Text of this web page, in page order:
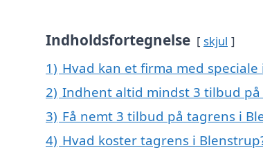
Indholdsfortegnelse skjul
1) Hvad kan et firma med
2) Indhent altid mindst 3 tilbud
3) Få nemt 3 tilbud på tagrens i
4) Hvad koster tagrens i